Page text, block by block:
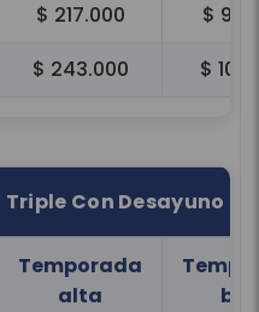
$ 217.000
$
$ 243.000 $
Con Desayuno
Temporada
alta